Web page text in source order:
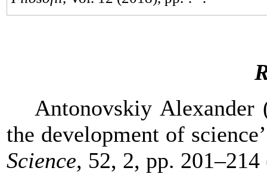
Antonovskiy Alexander
the development of
Science, 52, 2, pp.